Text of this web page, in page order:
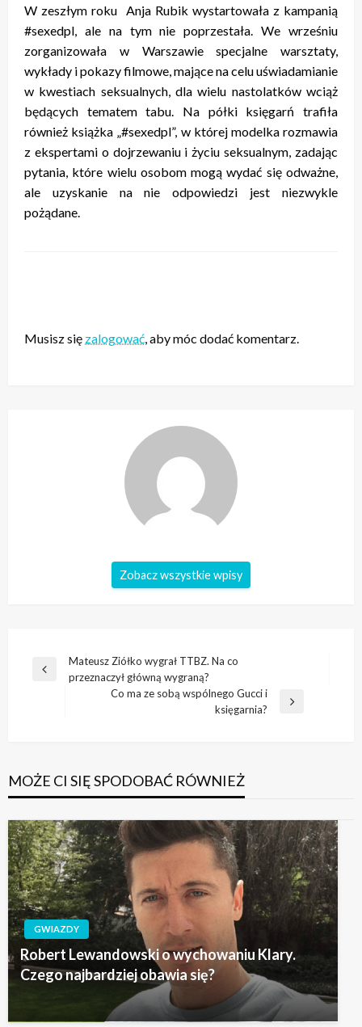
W zeszłym roku Anja Rubik wystartowała z kampanią
#sexedpl, ale na tym nie poprzestała. We wrześniu
zorganizowała w Warszawie specjalne warsztaty,
wykłady i pokazy filmowe, mające na celu uświadamianie
w kwestiach seksualnych, dla wielu nastolatków wciąż
będących tematem tabu. Na półki księgarń trafiła
również książka „#sexedpl”, w której modelka rozmawia
z ekspertami o dojrzewaniu i życiu seksualnym, zadając
pytania, które wielu osobom mogą wydać się odważne,
ale uzyskanie na nie odpowiedzi jest niezwykle
pożądane.
Musisz się zalogować, aby móc dodać komentarz.
Zobacz wszystkie wpisy
Nawigacja
wpisu
Poprzedni
Mateusz Ziółko wygrał TTBZ. Na co
przeznaczył główną wygraną?
Co ma ze sobą wspólnego Gucci i
księgarnia?
MOŻE CI SIĘ SPODOBAĆ RÓWNIEŻ
GWIAZDY
Robert Lewandowski o wychowaniu Klary.
Czego najbardziej obawia się?